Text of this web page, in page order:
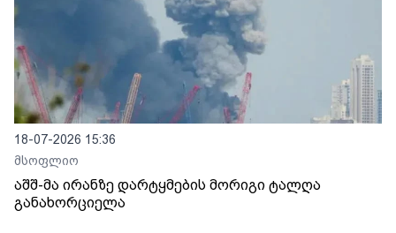
18-07-2026 15:36
მსოფლიო
აშშ-მა ირანზე დარტყმების მორიგი ტალღა
განახორციელა